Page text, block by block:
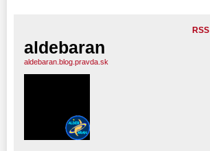
RSS
aldebaran
aldebaran.blog.pravda.sk